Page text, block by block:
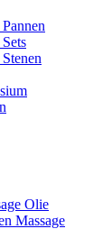
Olie
Massage